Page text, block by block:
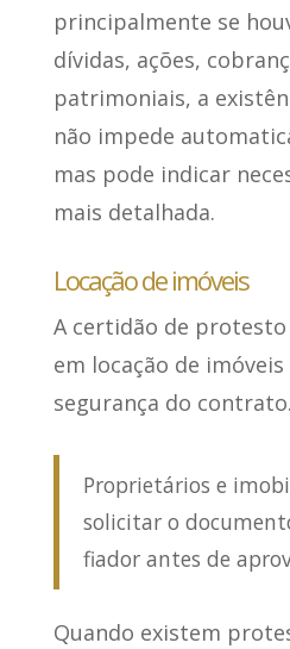
principalmente se
dívidas, ações,
patrimoniais, a
não impede
mas pode indicar
mais detalhada.
Locação de imóveis
A certidão de protesto
em locação de
segurança do contrato.
Proprietários e
solicitar o
fiador antes de
Quando existem